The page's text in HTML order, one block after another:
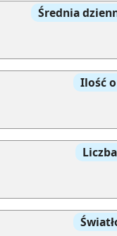
Średnia
Ilość